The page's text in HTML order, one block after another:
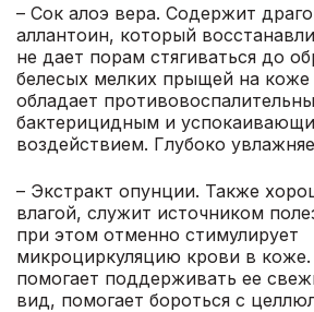
– Сок алоэ вера. Содержит
аллантоин, который
не дает порам стягиваться до
белесых мелких прыщей на коже
обладает
бактерицидным и
воздействием. Глубоко
– Экстракт опунции. Также
влагой, служит источником
при этом отменно стимулирует
микроциркуляцию крови в
помогает поддерживать ее
вид, помогает бороться с